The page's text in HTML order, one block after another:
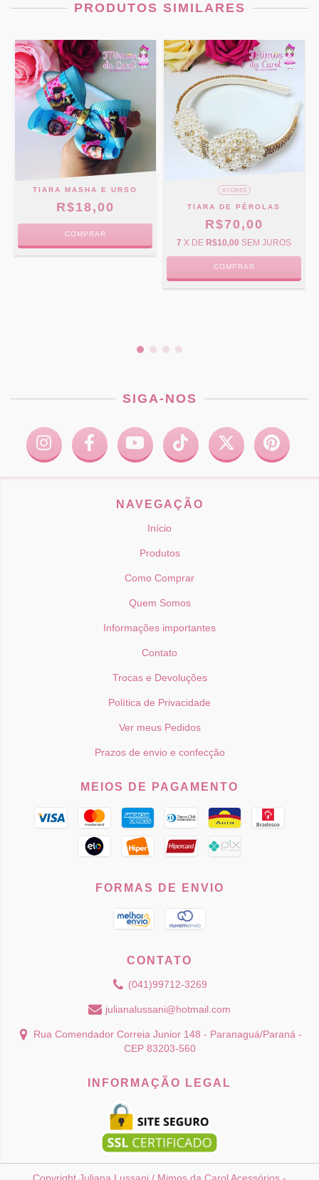
PRODUTOS SIMILARES
TIARA MASHA E URSO
R$18,00
COMPRAR
6 CORES
TIARA DE PÉROLAS
R$70,00
7 X DE R$10,00 SEM JUROS
COMPRAR
SIGA-NOS
NAVEGAÇÃO
Início
Produtos
Como Comprar
Quem Somos
Informações importantes
Contato
Trocas e Devoluções
Política de Privacidade
Ver meus Pedidos
Prazos de envio e confecção
MEIOS DE PAGAMENTO
FORMAS DE ENVIO
CONTATO
(041)99712-3269
julianalussani@hotmail.com
Rua Comendador Correia Junior 148 - Paranaguá/Paraná -
CEP 83203-560
INFORMAÇÃO LEGAL